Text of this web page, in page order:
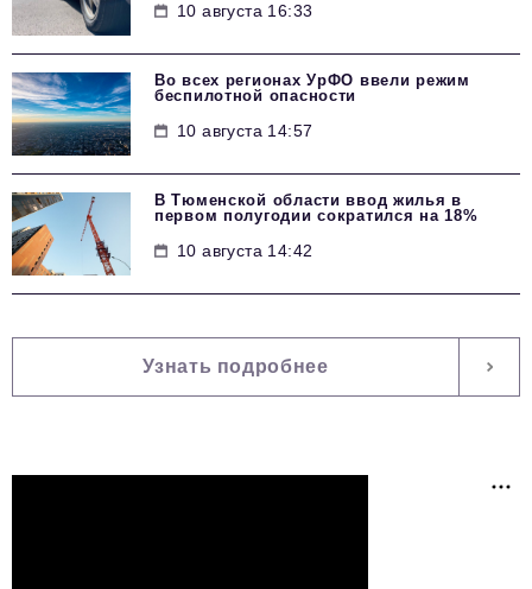
10 августа 16:33
Во всех регионах УрФО ввели режим
беспилотной опасности
10 августа 14:57
В Тюменской области ввод жилья в
первом полугодии сократился на 18%
10 августа 14:42
Узнать подробнее